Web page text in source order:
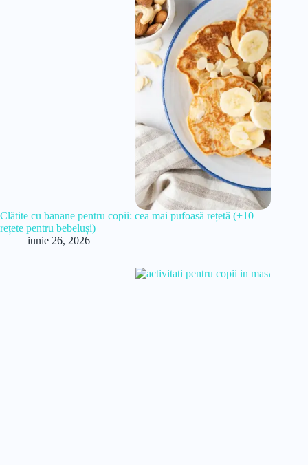
Clătite cu banane pentru copii: cea mai pufoasă rețetă (+10
rețete pentru bebeluși)
iunie 26, 2026